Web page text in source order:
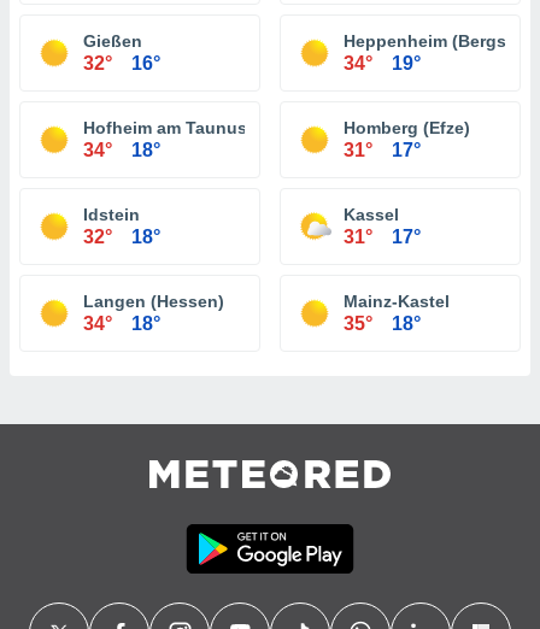
Gießen
32° 16°
Heppenheim
34° 19°
Hofheim am Taunus
34° 18°
Homberg (Efze)
31° 17°
Idstein
32° 18°
Kassel
31° 17°
Langen (Hessen)
34° 18°
Mainz-Kastel
35° 18°